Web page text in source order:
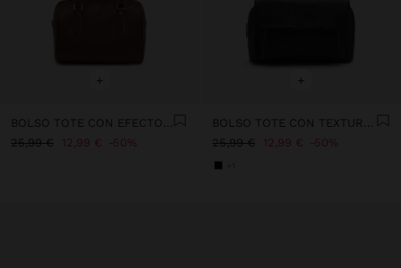
+
25,99 €
12,99 € 50%
+
25,99 €
12,99 € 50%